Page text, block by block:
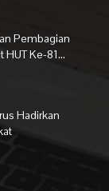
Pembagian
Ke-81...
Hadirkan